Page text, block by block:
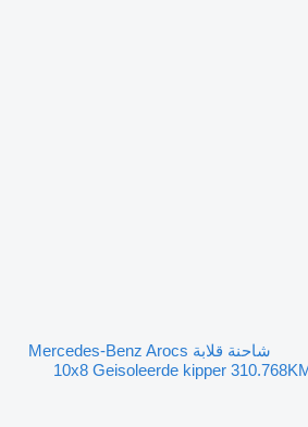
شاحنة قلابة Mercedes-Benz Arocs
10x8 Geisoleerde kipper